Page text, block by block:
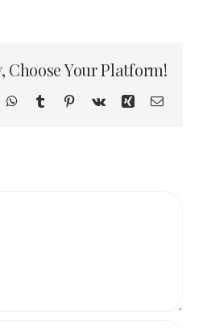
Choose Your Platform!
WhatsApp
TumblrPinterest
Vk Xing